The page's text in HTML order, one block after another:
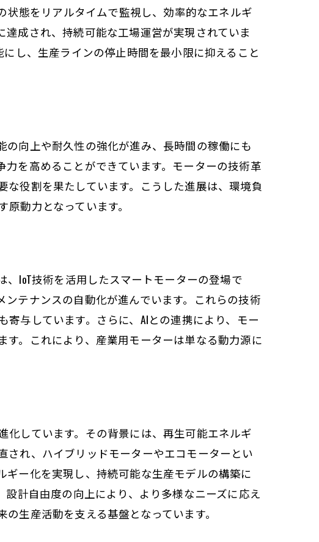
活用事例
状態をリアルタイムで監視し、効率的なエネルギ
成され、持続可能な工場運営が実現されていま
し、生産ラインの停止時間を最小限に抑えること
向上や耐久性の強化が進み、長時間の稼働にも
を高めることができています。モーターの技術革
役割を果たしています。こうした進展は、環境負
動力となっています。
IoT技術を活用したスマートモーターの登場で
テナンスの自動化が進んでいます。これらの技術
与しています。さらに、AIとの連携により、モー
。これにより、産業用モーターは単なる動力源に
しています。その背景には、再生可能エネルギ
され、ハイブリッドモーターやエコモーターとい
ー化を実現し、持続可能な生産モデルの構築に
計自由度の向上により、より多様なニーズに応え
生産活動を支える基盤となっています。